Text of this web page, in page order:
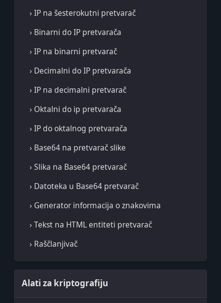
› IP na šesterokutni pretvarač
› Binarni do IP pretvarača
› IP na binarni pretvarač
› Decimalni do IP pretvarača
› IP na decimalni pretvarač
› Oktalni do ip pretvarača
› IP do oktalnog pretvarača
› Base64 na pretvarač slike
› Slika na Base64 pretvarač
› Datoteka u Base64 pretvarač
› Generator informacija o znakovima
› Tekst na HTML entiteti pretvarač
› Raščlanjivač
Alati za kriptografiju